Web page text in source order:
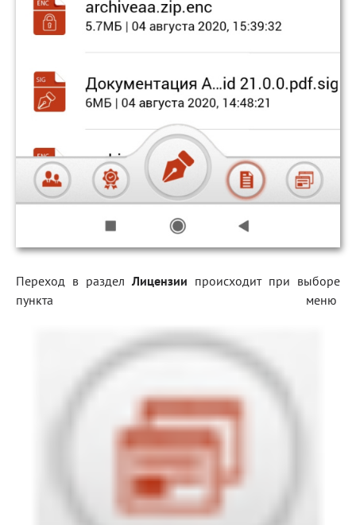
Переход в разделЛицензии происходит при выборе
пункта меню